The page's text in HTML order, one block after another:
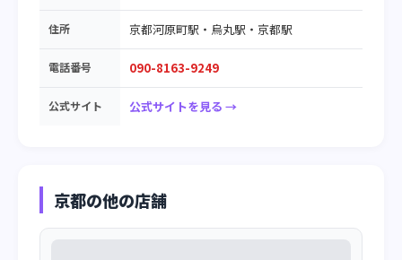
住所 京都河原町駅・烏丸駅・京都駅
電話番号 090-8163-9249
公式サイト 公式サイトを見る →
京都の他の店舗